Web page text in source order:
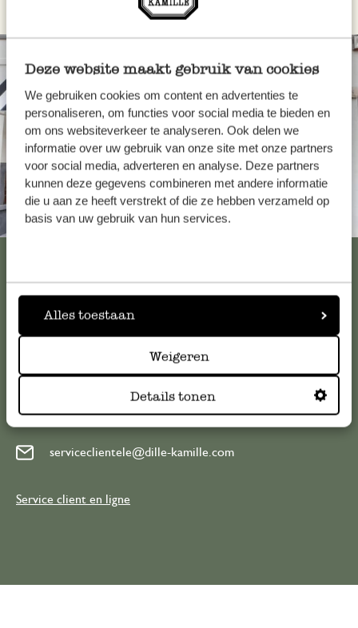
Deze website maakt gebruik van cookies
We gebruiken cookies om content en advertenties te
personaliseren, om functies voor social media te bieden en
om ons websiteverkeer te analyseren. Ook delen we
informatie over uw gebruik van onze site met onze partners
voor social media, adverteren en analyse. Deze partners
kunnen deze gegevens combineren met andere informatie
die u aan ze heeft verstrekt of die ze hebben verzameld op
basis van uw gebruik van hun services.
Alles toestaan
Weigeren
Details tonen
Toujours à proximité
Service clientèle
Pour toute question ou demande de conseil ou d’aide,
veuillez contacter notre service clientèle. Ou retrouvez ici
questions les plus fréquemment posées
serviceclientele@dille-kamille.com
Service client en ligne